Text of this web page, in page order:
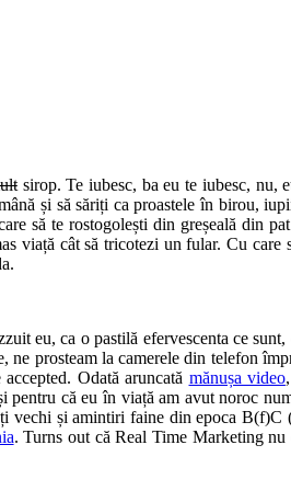
sirop. Te iubesc, ba eu te iubesc, nu,
și să săriți ca proastele în birou,
să te rostogolești din greșeală din
viață cât să tricotezi un fular. Cu
eu, ca o pastilă efervescenta ce
prosteam la camerele din telefon
Odată aruncată mănușa video
că eu în viață am avut noroc
vechi și amintiri faine din epoca
. Turns out că Real Time Marketing